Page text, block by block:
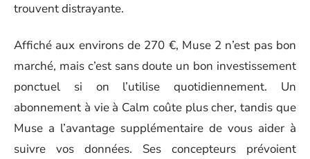
trouvent distrayante.
Affiché aux environs de 270 €, Muse 2 n’est pas bon
marché, mais c’est sans doute un bon investissement
ponctuel si on l’utilise quotidiennement. Un
abonnement à vie à Calm coûte plus cher, tandis que
Muse a l’avantage supplémentaire de vous aider à
suivre vos données. Ses concepteurs prévoient